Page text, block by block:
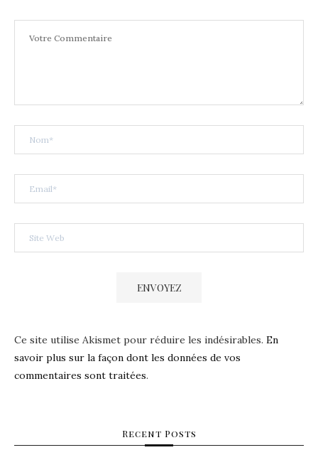
Ce site utilise Akismet pour réduire les indésirables. En
savoir plus sur la façon dont les données de vos
commentaires sont traitées.
Recent Posts